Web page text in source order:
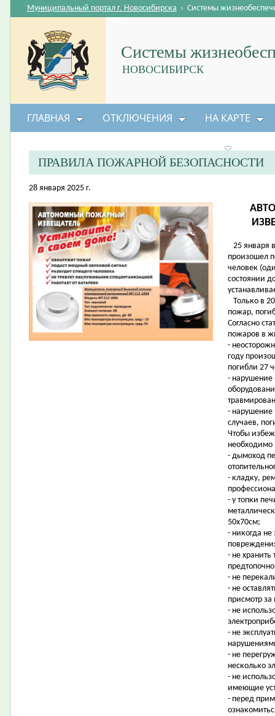
Системы
НОВОСИБИРСК
Муниципальный портал г. Новосибирска › Системы
ГЛАВНАЯ ОТКЛЮЧЕНИЯ НА КАРТЕ
ПРАВИЛА ПОЖАРНОЙ БЕЗОПАСНОСТИ
28 января 2025 г.
25 января
произошел
человек
состоянии
Только в
пожар,
Согласно
пожаров в
-
году
погибли 27
- нарушение
- нарушение
случаев,
Чтобы
необходимо
- дымоход
- кладку,
- у топки
50x70см;
- никогда
- не
- не
- не
присмотр
- не
- не
- не
несколько
- не
имеющие
- перед